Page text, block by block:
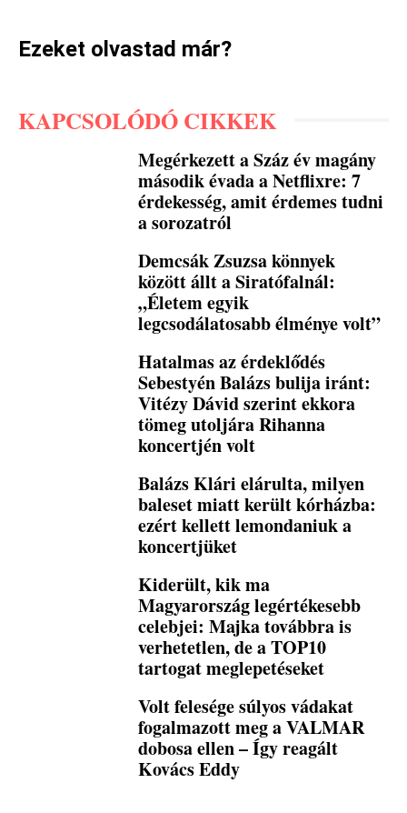
Ezeket olvastad már?
KAPCSOLÓDÓ CIKKEK
Megérkezett a Száz év magány
második évada a Netflixre: 7
érdekesség, amit érdemes tudni
a sorozatról
Demcsák Zsuzsa könnyek
között állt a Siratófalnál:
„Életem egyik
legcsodálatosabb élménye volt”
Hatalmas az érdeklődés
Sebestyén Balázs bulija iránt:
Vitézy Dávid szerint ekkora
tömeg utoljára Rihanna
koncertjén volt
Balázs Klári elárulta, milyen
baleset miatt került kórházba:
ezért kellett lemondaniuk a
koncertjüket
Kiderült, kik ma
Magyarország legértékesebb
celebjei: Majka továbbra is
verhetetlen, de a TOP10
tartogat meglepetéseket
Volt felesége súlyos vádakat
fogalmazott meg a VALMAR
dobosa ellen – Így reagált
Kovács Eddy